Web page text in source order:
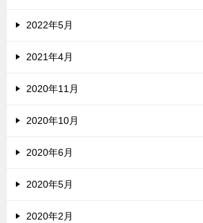
2022年5月
2021年4月
2020年11月
2020年10月
2020年6月
2020年5月
2020年2月